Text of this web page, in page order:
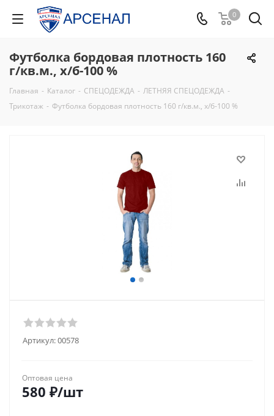
0
Футболка бордовая плотность 160
г/кв.м., х/б-100 %
Главная - Каталог - СПЕЦОДЕЖДА - ЛЕТНЯЯ СПЕЦОДЕЖДА -
Трикотаж - Футболка бордовая плотность 160 г/кв.м., х/б-100 %
Артикул:00578
Оптовая цена
580 ₽/шт